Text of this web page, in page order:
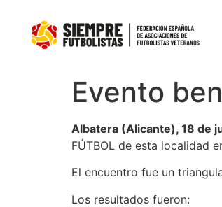
Evento
Albatera (Alicante), 18 de
FÚTBOL de esta localidad
El encuentro fue un
Los resultados fueron: